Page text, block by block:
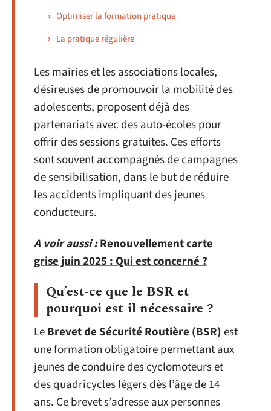
Optimiser la formation pratique
La pratique régulière
Les mairies et les associations locales,
désireuses de promouvoir la mobilité des
adolescents, proposent déjà des
partenariats avec des auto-écoles pour
offrir des sessions gratuites. Ces efforts
sont souvent accompagnés de campagnes
de sensibilisation, dans le but de réduire
les accidents impliquant des jeunes
conducteurs.
A voir aussi :Renouvellement carte
grise juin 2025 : Qui est concerné ?
Qu’est-ce que le BSR et
pourquoi est-il nécessaire ?
LeBrevet de Sécurité Routière (BSR)est
une formation obligatoire permettant aux
jeunes de conduire des cyclomoteurs et
des quadricycles légers dès l’âge de 14
ans. Ce brevet s’adresse aux personnes